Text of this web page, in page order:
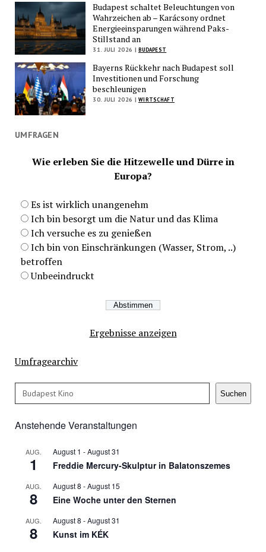
Budapest schaltet Beleuchtungen von
Wahrzeichen ab – Karácsony ordnet
Energieeinsparungen während Paks-
Stillstand an
31. JULI 2026 | BUDAPEST
Bayerns Rückkehr nach Budapest soll
Investitionen und Forschung
beschleunigen
30. JULI 2026 | WIRTSCHAFT
UMFRAGEN
Wie erleben Sie die Hitzewelle und Dürre in
Europa?
Es ist wirklich unangenehm
Ich bin besorgt um die Natur und das Klima
Ich versuche es zu genießen
Ich bin von Einschränkungen (Wasser, Strom, ..)
betroffen
Unbeeindruckt
Ergebnisse anzeigen
Umfragearchiv
Suchen Suchen
Anstehende Veranstaltungen
AUG.
1
August 1 -August 31
Freddie Mercury-Skulptur in Balatonszemes
AUG.
8
August 8 -August 15
Eine Woche unter den Sternen
AUG.
8
August 8 -August 31
Kunst im KÉK